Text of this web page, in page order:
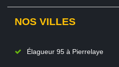
NOS VILLES
Élagueur 95 à Pierrelaye